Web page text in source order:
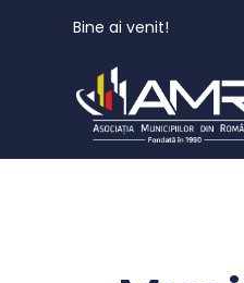
Bine ai venit!